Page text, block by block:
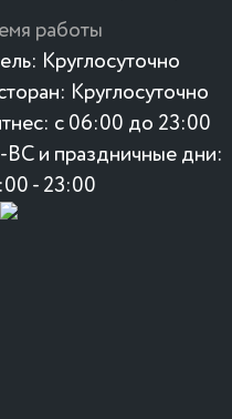
работы
Круглосуточно
Круглосуточно
с 06:00 до 23:00
ВС и праздничные дни:
- 23:00